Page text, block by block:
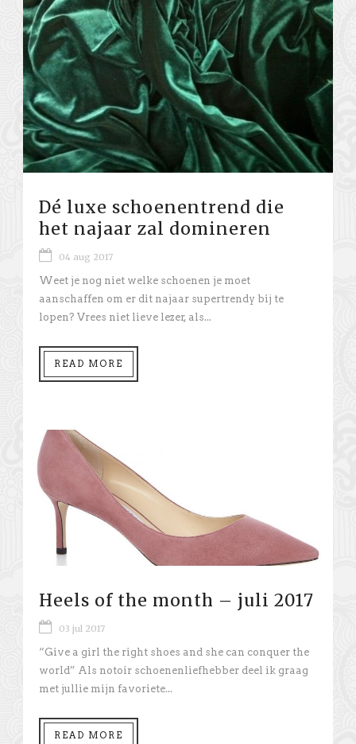
Dé luxe schoenentrend die
het najaar zal domineren
04 aug 2017
Weet je nog niet welke schoenen je moet
aanschaffen om er dit najaar supertrendy bij te
lopen? Vrees niet lieve lezer, als...
READ MORE
Heels of the month – juli 2017
03 jul 2017
“Give a girl the right shoes and she can conquer the
world” Als notoir schoenenliefhebber deel ik graag
met jullie mijn favoriete...
READ MORE